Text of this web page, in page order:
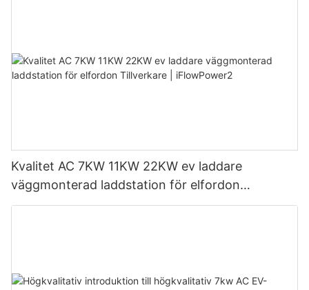
Kvalitet AC 7KW 11KW 22KW ev laddare
väggmonterad laddstation för elfordon
Tillverkare | iFlowPower2